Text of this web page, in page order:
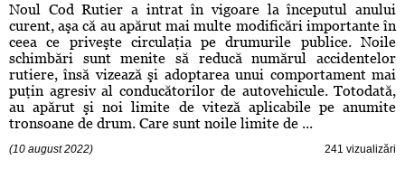
Noul Cod Rutier a intrat în vigoare la începutul anului
curent, aşa că au apărut mai multe modificări importante în
ceea ce priveşte circulaţia pe drumurile publice. Noile
schimbări sunt menite să reducă numărul accidentelor
rutiere, însă vizează şi adoptarea unui comportament mai
puţin agresiv al conducătorilor de autovehicule. Totodată,
au apărut şi noi limite de viteză aplicabile pe anumite
tronsoane de drum. Care sunt noile limite de ...
(10 august 2022) 241 vizualizări